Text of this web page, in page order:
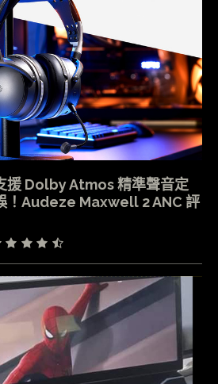
援 Dolby Atmos 精準聲音定
Audeze Maxwell 2 ANC 評